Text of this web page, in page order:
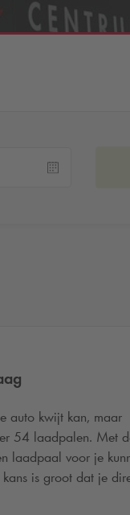
auto kwijt kan, maar
54 laadpalen. Met
laadpaal voor je
is groot dat je